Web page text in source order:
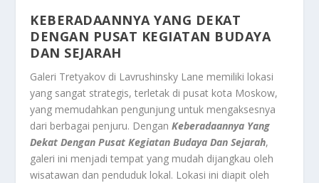
KEBERADAANNYA YANG DEKAT
DENGAN PUSAT KEGIATAN BUDAYA
DAN SEJARAH
Galeri Tretyakov di Lavrushinsky Lane memiliki lokasi
yang sangat strategis, terletak di pusat kota Moskow,
yang memudahkan pengunjung untuk mengaksesnya
dari berbagai penjuru. DenganKeberadaannya Yang
Dekat Dengan Pusat Kegiatan Budaya Dan Sejarah,
galeri ini menjadi tempat yang mudah dijangkau oleh
wisatawan dan penduduk lokal. Lokasi ini diapit oleh